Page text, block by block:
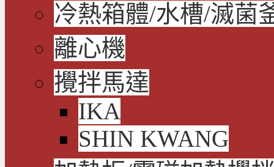
冷熱箱體/水槽/滅菌
離心機
攪拌馬達
IKA
SHIN KWANG